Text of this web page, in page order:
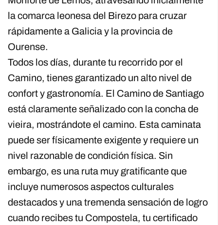
la comarca leonesa del Birezo para cruzar
rápidamente a Galicia y la provincia de
Ourense.
Todos los días, durante tu recorrido por el
Camino, tienes garantizado un alto nivel de
confort y gastronomía. El Camino de Santiago
está claramente señalizado con la concha de
vieira, mostrándote el camino. Esta caminata
puede ser físicamente exigente y requiere un
nivel razonable de condición física. Sin
embargo, es una ruta muy gratificante que
incluye numerosos aspectos culturales
destacados y una tremenda sensación de logro
cuando recibes tu Compostela, tu certificado